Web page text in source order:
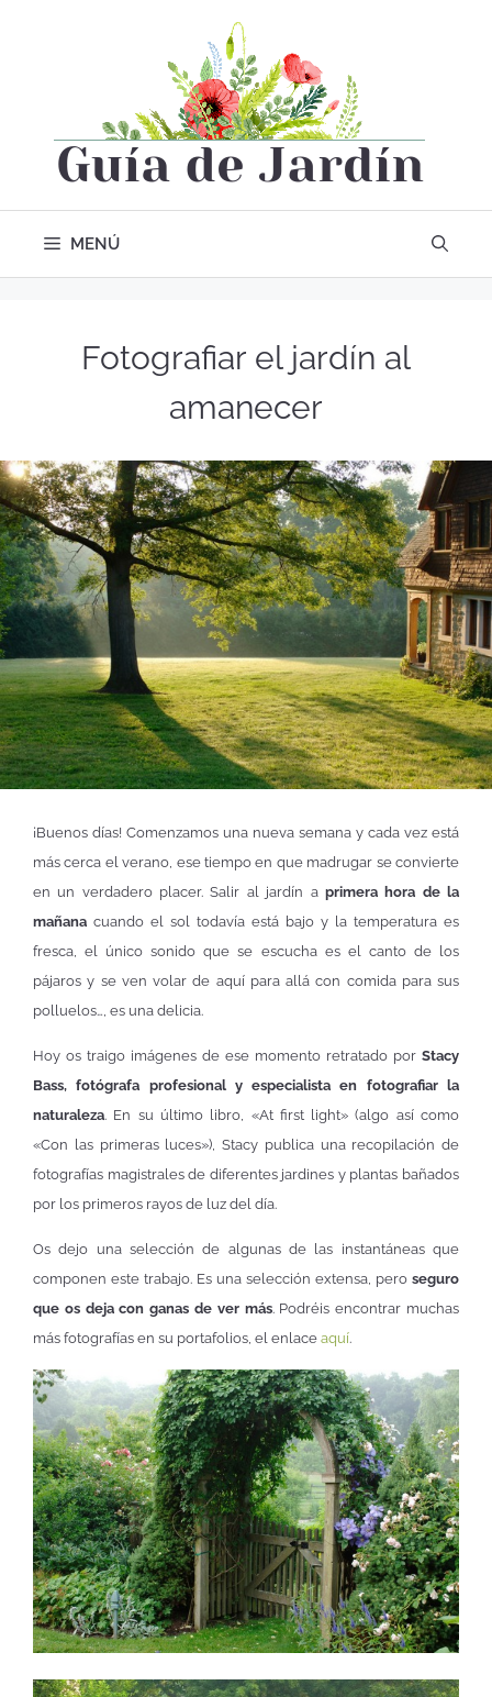
MENÚ
Fotografiar el jardín al
amanecer
¡Buenos días! Comenzamos una nueva semana y cada vez está
más cerca el verano, ese tiempo en que madrugar se convierte
en un verdadero placer. Salir al jardín a primera hora de la
mañana cuando el sol todavía está bajo y la temperatura es
fresca, el único sonido que se escucha es el canto de los
pájaros y se ven volar de aquí para allá con comida para sus
polluelos…, es una delicia.
Hoy os traigo imágenes de ese momento retratado por Stacy
Bass, fotógrafa profesional y especialista en fotografiar la
naturaleza. En su último libro, «At first light» (algo así como
«Con las primeras luces»), Stacy publica una recopilación de
fotografías magistrales de diferentes jardines y plantas bañados
por los primeros rayos de luz del día.
Os dejo una selección de algunas de las instantáneas que
componen este trabajo. Es una selección extensa, pero seguro
que os deja con ganas de ver más. Podréis encontrar muchas
más fotografías en su portafolios, el enlace aquí.